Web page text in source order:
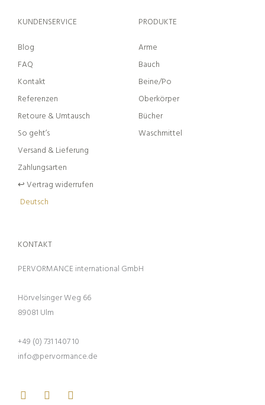
KUNDENSERVICE
Blog
FAQ
Kontakt
Referenzen
Retoure & Umtausch
So geht’s
Versand & Lieferung
Zahlungsarten
↩︎ Vertrag widerrufen
Deutsch
PRODUKTE
Arme
Bauch
Beine/Po
Oberkörper
Bücher
Waschmittel
KONTAKT
PERVORMANCE international GmbH
Hörvelsinger Weg 66
89081 Ulm
+49 (0) 731 1407 10
info@pervormance.de
FacebookYoutubeInstagram